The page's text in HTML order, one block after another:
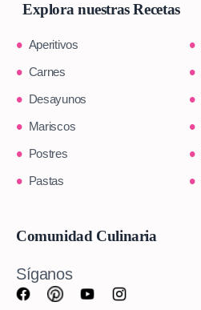
Explora nuestras Recetas
Aperitivos
Carnes
Desayunos
Mariscos
Postres
Pastas
Comunidad Culinaria
Síganos